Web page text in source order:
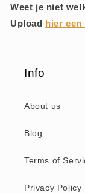
Weet je niet
Upload hier een
Info
About us
Blog
Terms of
Privacy Policy